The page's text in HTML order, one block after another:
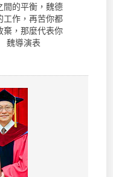
間的平衡，魏德
工作，再苦你都
棄，那麼代表你
魏導演表